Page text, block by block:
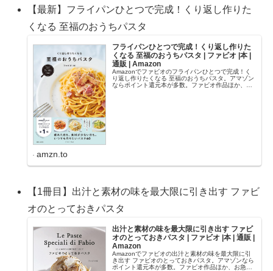
【最新】フライパンひとつで完成！くり返し作りた
くなる 至福のおうちパスタ
フライパンひとつで完成！くり返し作りた
くなる 至福のおうちパスタ | ファビオ |本 |
通販 | Amazon
Amazonでファビオのフライパンひとつで完成！く
り返し作りたくなる 至福のおうちパスタ。アマゾン
ならポイント還元本が多数。ファビオ作品ほか、お
amzn.to
【1冊目】出汁と素材の味を最大限に引き出す ファビ
オのとっておきパスタ
出汁と素材の味を最大限に引き出す ファビ
オのとっておきパスタ | ファビオ |本 | 通販 |
Amazon
Amazonでファビオの出汁と素材の味を最大限に引
き出す ファビオのとっておきパスタ。アマゾンなら
ポイント還元本が多数。ファビオ作品ほか、お急ぎ